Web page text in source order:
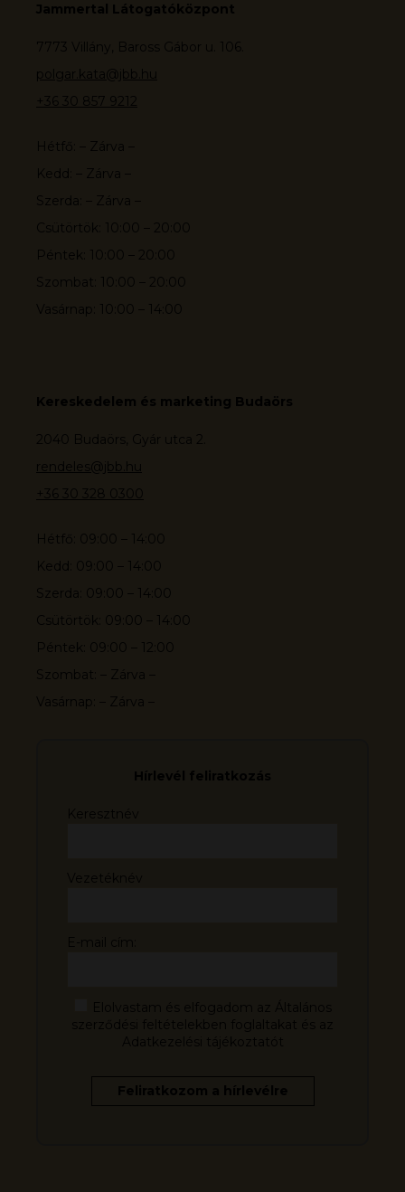
Jammertal Látogatóközpont
7773 Villány, Baross Gábor u. 106.
polgar.kata@jbb.hu
+36 30 857 9212
Hétfő: – Zárva –
Kedd: – Zárva –
Szerda: – Zárva –
Csütörtök: 10:00 – 20:00
Péntek: 10:00 – 20:00
Szombat: 10:00 – 20:00
Vasárnap: 10:00 – 14:00
Kereskedelem és marketing Budaörs
2040 Budaörs, Gyár utca 2.
rendeles@jbb.hu
+36 30 328 0300
Hétfő: 09:00 – 14:00
Kedd: 09:00 – 14:00
Szerda: 09:00 – 14:00
Csütörtök: 09:00 – 14:00
Péntek: 09:00 – 12:00
Szombat: – Zárva –
Vasárnap: – Zárva –